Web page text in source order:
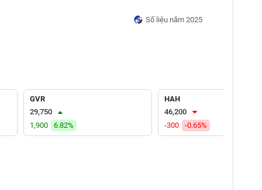
Số liệu năm 2025
GVR
29,750
1,900
6.82%
HAH
46,200
-300
-0.65%